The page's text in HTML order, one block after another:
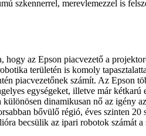
szkennerrel, merevlemezzel is
hogy az Epson piacvezető a
területén is komoly
piacvezetőnek számít. Az Epson
egységeket, illetve már kétkarú
dinamikusan nő az igény
bővülő régió, éves szinten 20
becsülik az ipari robotok számát a